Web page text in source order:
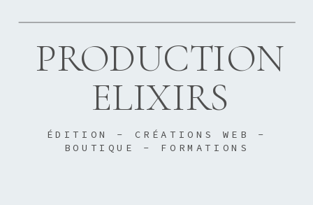
PRODUCTION
ELIXIRS
ÉDITION - CRÉATIONS WEB -
BOUTIQUE - FORMATIONS